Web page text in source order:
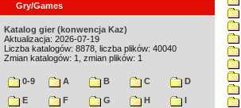
Gry/Games
Katalog gier (konwencja Kaz)
Aktualizacja: 2026-07-19
Liczba katalogów: 8878, liczba plików: 40040
Zmian katalogów: 1, zmian plików: 1
0-9 A B C
D
E
F G H
I